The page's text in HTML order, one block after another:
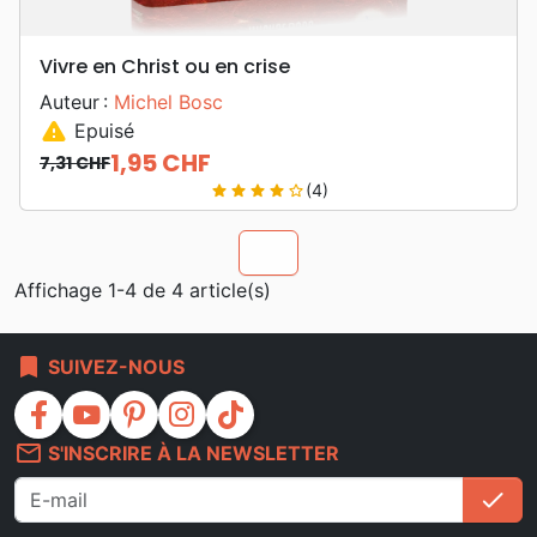
Vivre en Christ ou en crise
Auteur : Michel Bosc
warning Epuisé
Prix de base
7,31 CHF
Prix 1,95 CHF
star star star star star_border(4)
Affichage 1-4 de 4 article(s)
bookmark SUIVEZ-NOUS
facebook youtube pinterest instagram
tiktok
mail_outline S'INSCRIRE À LA NEWSLETTER
check